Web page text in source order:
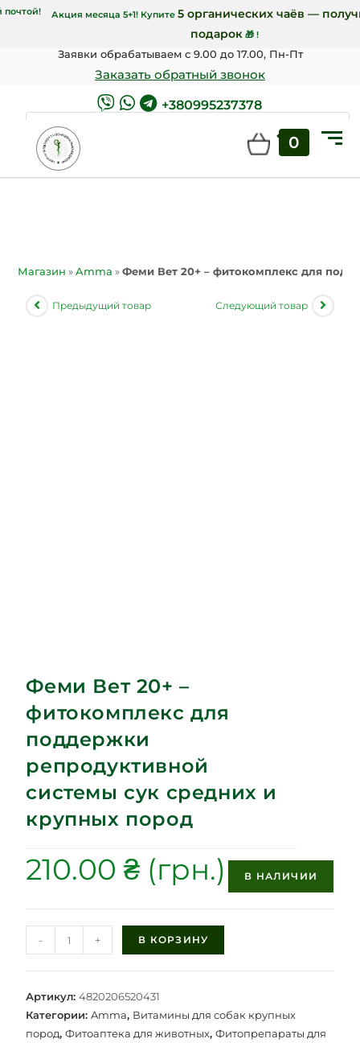
и от 7000 грн Новой почтой! Акция месяца 5+1! Купите5
Заявки обрабатываем с 9.00 до 17.00, Пн-Пт
Заказать обратный звонок
+380995237378
0
Магазин »Amma »Феми Вет 20+ – фитокомплекс для
Предыдущий товар Следующий товар
Феми Вет 20+ –
фитокомплекс для
поддержки
репродуктивной
системы сук средних и
крупных пород
210.00₴ В НАЛИЧИИ
- + В КОРЗИНУ
Артикул:4820206520431
Категории:Amma, Витамины для собак крупных
пород,Фитоаптека для животных,Фитопрепараты для